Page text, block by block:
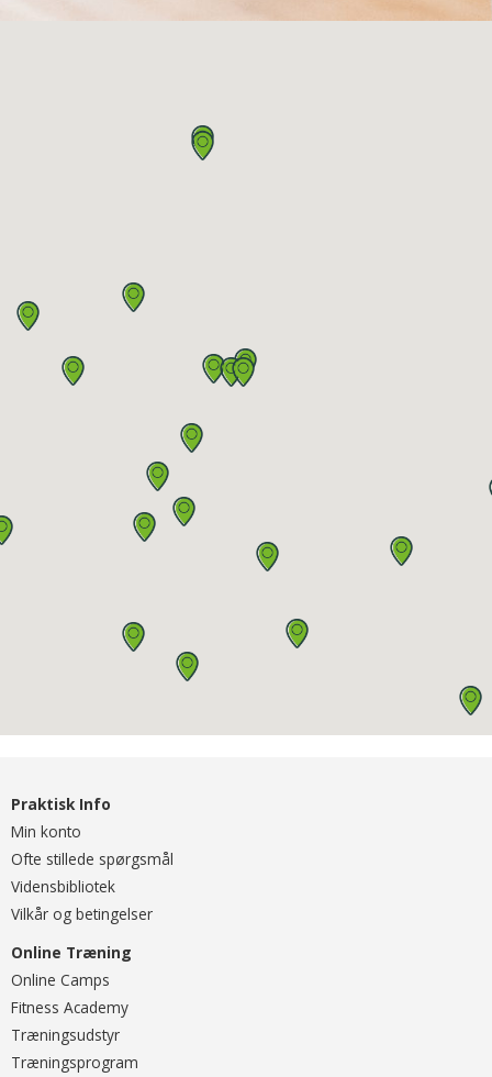
Praktisk Info
Min konto
Ofte stillede spørgsmål
Vidensbibliotek
Vilkår og betingelser
Online Træning
Online Camps
Fitness Academy
Træningsudstyr
Træningsprogram